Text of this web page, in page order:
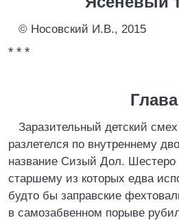
© Носовский И.В., 2015
* * *
Заразительный детский
разлетелся по внутреннему
название Сизый Дол.
старшему из которых едва
будто бы заправские
в самозабвенном порыве